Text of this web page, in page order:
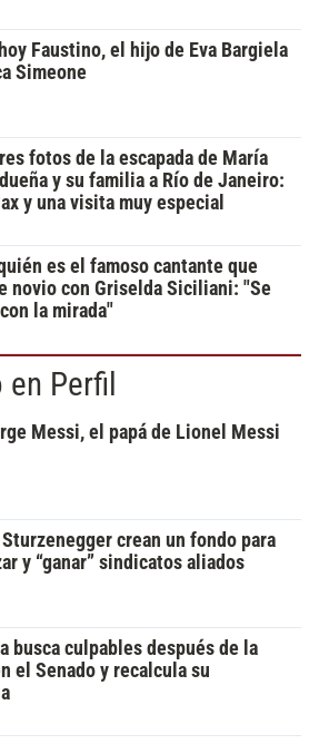
Faustino, el hijo de Eva Bargiela
Simeone
fotos de la escapada de María
y su familia a Río de Janeiro:
y una visita muy especial
es el famoso cantante que
novio con Griselda Siciliani: "Se
la mirada"
Perfil
Messi, el papá de Lionel Messi
crean un fondo para
y “ganar” sindicatos aliados
busca culpables después de la
el Senado y recalcula su